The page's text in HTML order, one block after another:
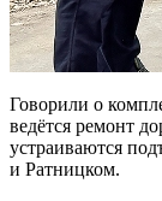
Говорили о
ведётся ремонт
устраиваются
и Ратницком.